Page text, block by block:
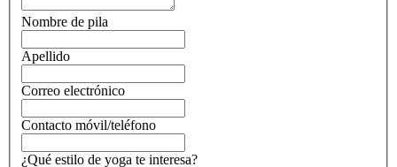
Nombre de pila
Apellido
Correo electrónico
Contacto móvil/teléfono
¿Qué estilo de yoga te interesa?